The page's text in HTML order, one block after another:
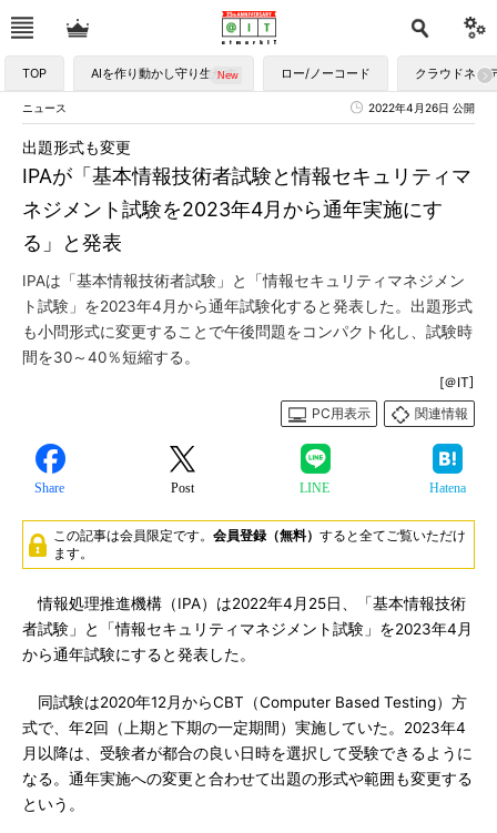
TOP AIを作り動かし守り生かす ロー/ノーコード クラウドネイ
ニュース 2022年4月26日 公開
IPAが「基本情報技術者試験と情報セキュリティマ
ネジメント試験を2023年4月から通年実施にす
る」と発表
出題形式も変更
IPAは「基本情報技術者試験」と「情報セキュリティマネジメン
ト試験」を2023年4月から通年試験化すると発表した。出題形式
も小問形式に変更することで午後問題をコンパクト化し、試験時
間を30～40％短縮する。
[＠IT]
PC用表示
関連情報
Share Post LINE Hatena
この記事は会員限定です。 会員登録（無料） すると全てご覧いただけ
ます。
情報処理推進機構（IPA）は2022年4月25日、「基本情報技術
者試験」と「情報セキュリティマネジメント試験」を2023年4月
から通年試験にすると発表した。
同試験は2020年12月からCBT（Computer Based Testing）方
式で、年2回（上期と下期の一定期間）実施していた。2023年4
月以降は、受験者が都合の良い日時を選択して受験できるように
なる。通年実施への変更と合わせて出題の形式や範囲も変更する
という。